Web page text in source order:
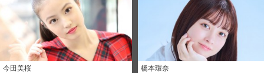
今田美桜 橋本環奈